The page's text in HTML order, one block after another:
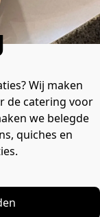
Wij maken
de catering voor
we belegde
quiches en